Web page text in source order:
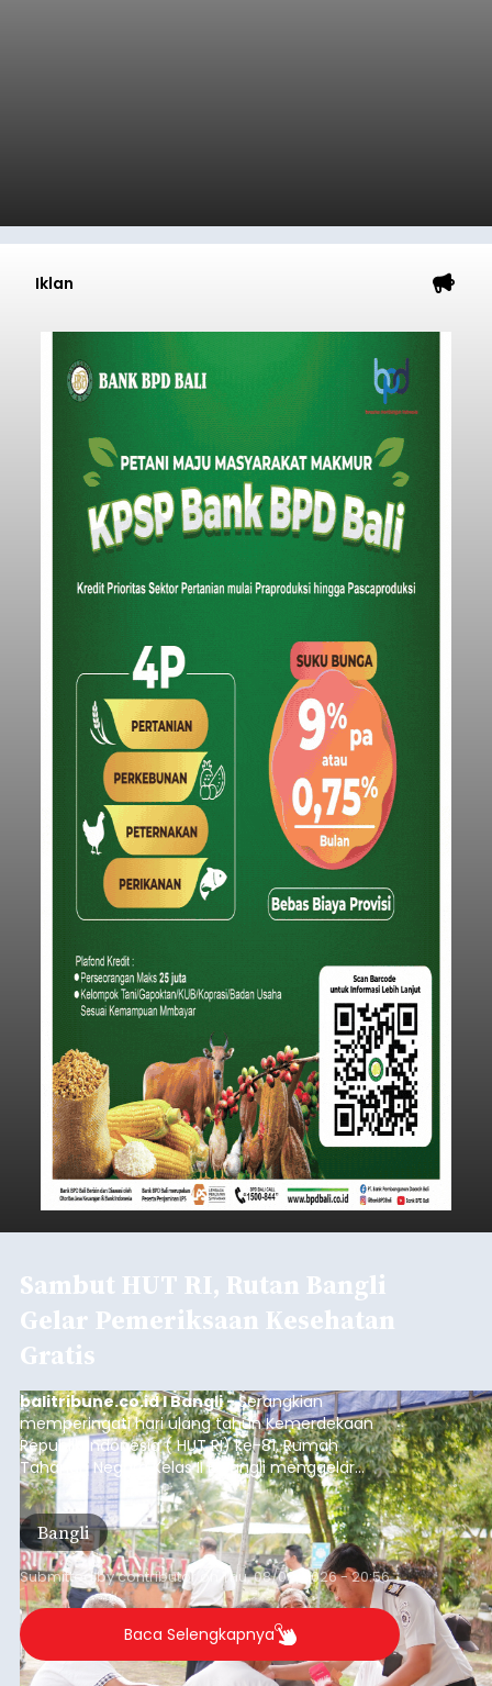
Iklan
Sambut HUT RI, Rutan Bangli
Gelar Pemeriksaan Kesehatan
Gratis
balitribune.co.id I Bangli -Serangkian
memperingati hari ulang tahun Kemerdekaan
Republik Indonesia ( HUT RI) ke-81, Rumah
Tahanan Negara Kelas II B Bangli menggelar
kegiatan pemeriksaan kesehatan gratis, Rabu
(6/8/2026).
Bangli
Submitted bycontributor Thu, 08/06/2026 - 20:56
Baca Selengkapnya